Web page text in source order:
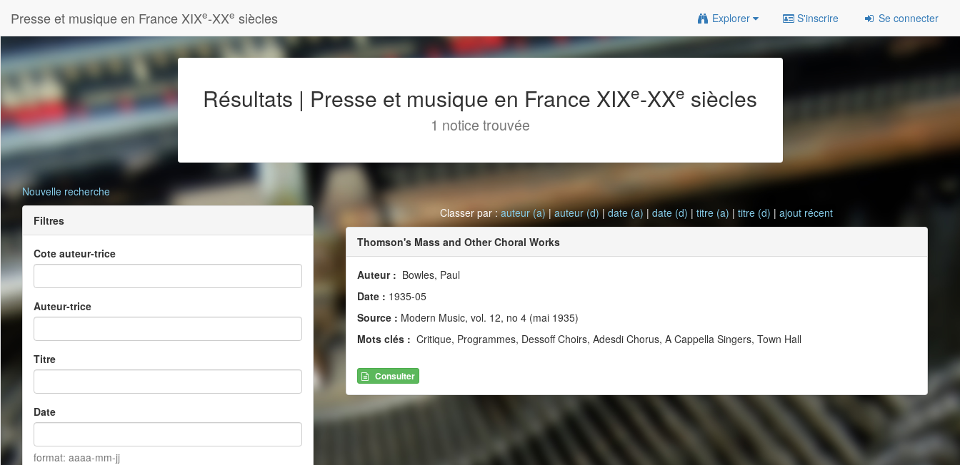
Presse et musique en France XIXe-XXe siècles Explorer S'inscrire Se connecter
Résultats | Presse et musique en France XIXe-XXe siècles
1 notice trouvée
Nouvelle recherche
Filtres
Cote auteur-trice
Auteur-trice
Titre
Date
format: aaaa-mm-jj
Classer par :auteur (a)|auteur (d)|date (a) |date (d) |titre (a) |titre (d) |ajout récent
Thomson's Mass and Other Choral Works
Auteur : Bowles, Paul
Date : 1935-05
Source : Modern Music, vol. 12, no 4 (mai 1935)
Mots clés : Critique, Programmes, Dessoff Choirs, Adesdi Chorus, A Cappella Singers, Town Hall
Consulter